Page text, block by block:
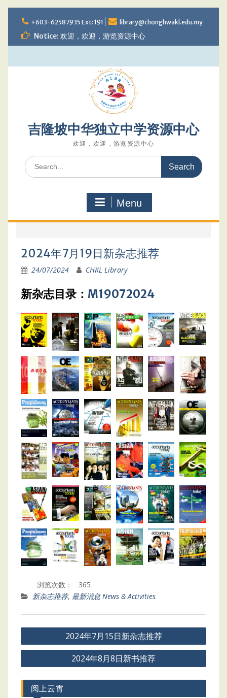
to
content
+603-62587935 Ext: 191 library@chonghwakl.edu.my
Notice: 欢迎，欢迎，游览资源中心
吉隆坡中华独立中学资源中心
欢迎，欢迎，游览资源中心
Search
for:
Menu
2024年7月19日新杂志推荐
24/07/2024 CHKL Library
新杂志目录： M19072024
浏览次数：
365
新杂志推荐, 最新消息 News & Activities
Post
navigation
2024年7月15日新杂志推荐
2024年8月8日新书推荐
阅上云霄